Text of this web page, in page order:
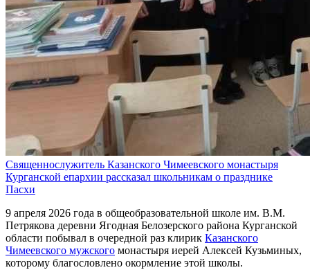
Священнослужитель Казанского Чимеевского монастыря
Курганской епархии рассказал школьникам о празднике
Пасхи
9 апреля 2026 года в общеобразовательной школе им. В.М.
Петрякова деревни Ягодная Белозерского района Курганской
области побывал в очередной раз клирик Казанского
Чимеевского мужского монастыря иерей Алексей Кузьминых,
которому благословлено окормление этой школы.